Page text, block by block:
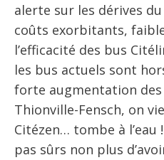
alerte sur les dérives
coûts exorbitants,
l’efficacité des bus
les bus actuels sont
forte augmentation
Thionville-Fensch, on
Citézen… tombe à l’eau
pas sûrs non plus